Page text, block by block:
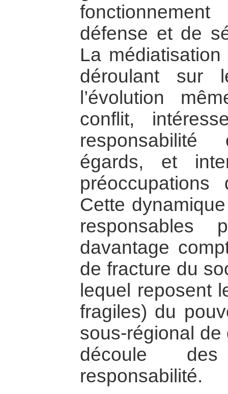
défense et de
La
déroulant sur
l’évolution
conflit,
égards, et
Cette
responsables
davantage
de fracture du
lequel reposent
fragiles) du
sous-régional
découle
responsabilité.